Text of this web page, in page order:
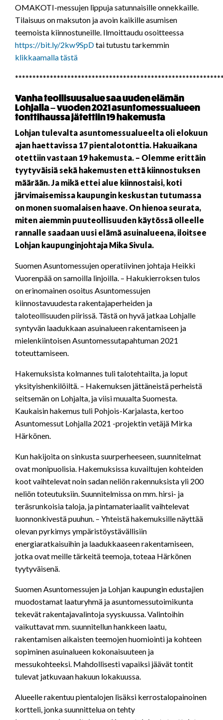
OMAKOTI-messujen lippuja satunnaisille onnekkaille.
Tilaisuus on maksuton ja avoin kaikille asumisen
teemoista kiinnostuneille. Ilmoittaudu osoitteessa
https://bit.ly/2kw9SpDtai tutustu tarkemmin
klikkaamalla tästä
Vanha teollisuusalue saa uuden elämän
Lohjalla–vuoden 2021 asuntomessualueen
tonttihaussa jätettiin 19 hakemusta
Lohjan tulevalta asuntomessualueelta oli elokuun
ajan haettavissa 17 pientalotonttia. Hakuaikana
otettiin vastaan 19 hakemusta. – Olemme erittäin
tyytyväisiä sekä hakemusten että kiinnostuksen
määrään. Ja mikä ettei alue kiinnostaisi, koti
järvimaisemissa kaupungin keskustan tutumassa
on monen suomalaisen haave. On hienoa seurata,
miten aiemmin puuteollisuuden käytössä olleelle
rannalle saadaan uusi elämä asuinalueena, iloitsee
Lohjan kaupunginjohtaja Mika Sivula.
Suomen Asuntomessujen operatiivinen johtaja Heikki
Vuorenpää on samoilla linjoilla. – Hakukierroksen tulos
on erinomainen osoitus Asuntomessujen
kiinnostavuudesta rakentajaperheiden ja
taloteollisuuden piirissä. Tästä on hyvä jatkaa Lohjalle
syntyvän laadukkaan asuinalueen rakentamiseen ja
mielenkiintoisen Asuntomessutapahtuman 2021
toteuttamiseen.
Hakemuksista kolmannes tuli talotehtailta, ja loput
yksityishenkilöiltä. – Hakemuksen jättäneistä perheistä
seitsemän on Lohjalta, ja viisi muualta Suomesta.
Kaukaisin hakemus tuli Pohjois-Karjalasta, kertoo
Asuntomessut Lohjalla 2021 -projektin vetäjä Mirka
Härkönen.
Kun hakijoita on sinkusta suurperheeseen, suunnitelmat
ovat monipuolisia. Hakemuksissa kuvailtujen kohteiden
koot vaihtelevat noin sadan neliön rakennuksista yli 200
neliön toteutuksiin. Suunnitelmissa on mm. hirsi- ja
teräsrunkoisia taloja, ja pintamateriaalit vaihtelevat
luonnonkivestä puuhun. – Yhteistä hakemuksille näyttää
olevan pyrkimys ympäristöystävällisiin
energiaratkaisuihin ja laadukkaaseen rakentamiseen,
jotka ovat meille tärkeitä teemoja, toteaa Härkönen
tyytyväisenä.
Suomen Asuntomessujen ja Lohjan kaupungin edustajien
muodostamat laaturyhmä ja asuntomessutoimikunta
tekevät rakentajavalintoja syyskuussa. Valintoihin
vaikuttavat mm. suunnitellun hankkeen laatu,
rakentamisen aikaisten teemojen huomiointi ja kohteen
sopiminen asuinalueen kokonaisuuteen ja
messukohteeksi. Mahdollisesti vapaiksi jäävät tontit
tulevat jatkuvaan hakuun lokakuussa.
Alueelle rakentuu pientalojen lisäksi kerrostalopainoinen
kortteli, jonka suunnittelua on tehty